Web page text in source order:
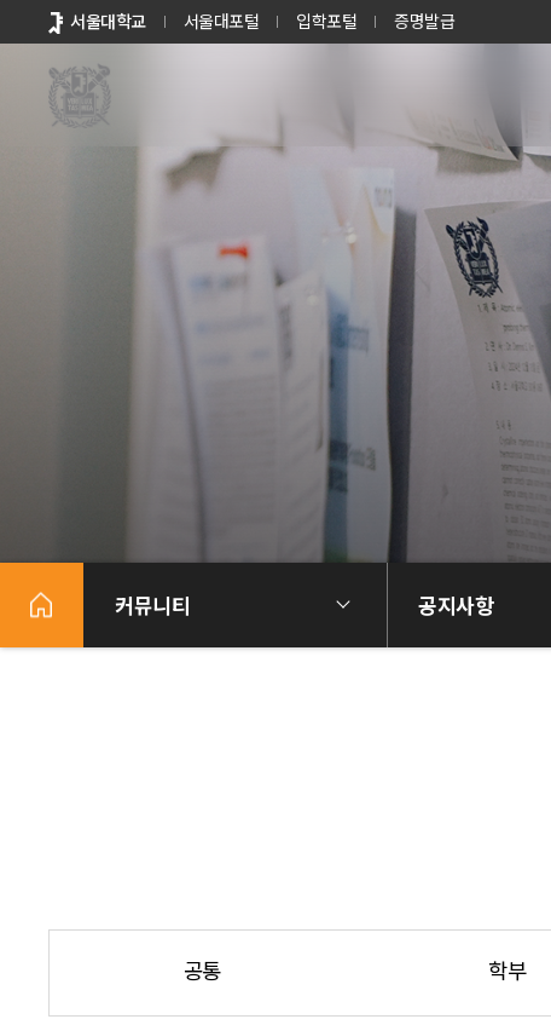
바로가기
메뉴
서울대학교 서울대포털 입학포털 증명발급
커뮤니티 공지사항
공통 학부